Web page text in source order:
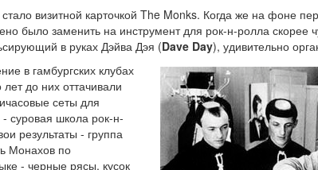
визитной карточкой The Monks. Когда же на фоне
было заменить на инструмент для рок-н-ролла скорее
в руках Дэйва Дэя (Dave Day), удивительно
в гамбургских клубах
до них оттачивали
сеты для
- суровая школа рок-н-
результаты - группа
Монахов по
- черные рясы, кусок